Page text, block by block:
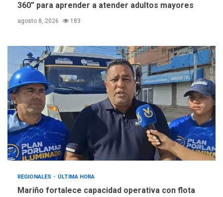
360” para aprender a atender adultos mayores
agosto 8, 2026 183
REGIONALES ÚLTIMA HORA
Mariño fortalece capacidad operativa con flota